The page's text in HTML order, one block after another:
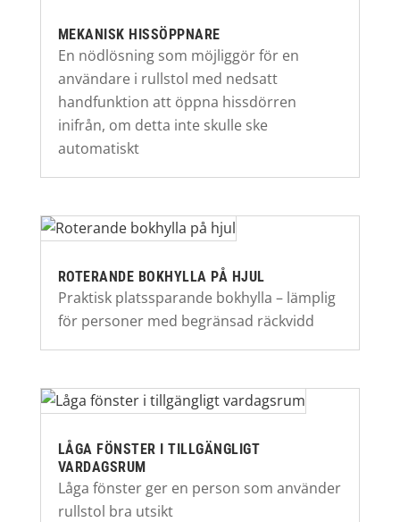
MEKANISK HISSÖPPNARE
En nödlösning som möjliggör för en
användare i rullstol med nedsatt
handfunktion att öppna hissdörren
inifrån, om detta inte skulle ske
automatiskt
ROTERANDE BOKHYLLA PÅ HJUL
Praktisk platssparande bokhylla – lämplig
för personer med begränsad räckvidd
LÅGA FÖNSTER I TILLGÄNGLIGT
VARDAGSRUM
Låga fönster ger en person som använder
rullstol bra utsikt